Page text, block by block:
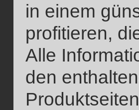
in einem
profitieren,
Alle
den